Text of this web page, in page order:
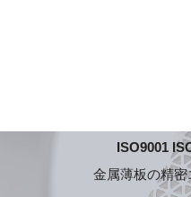
ISO9001
金属薄板の精